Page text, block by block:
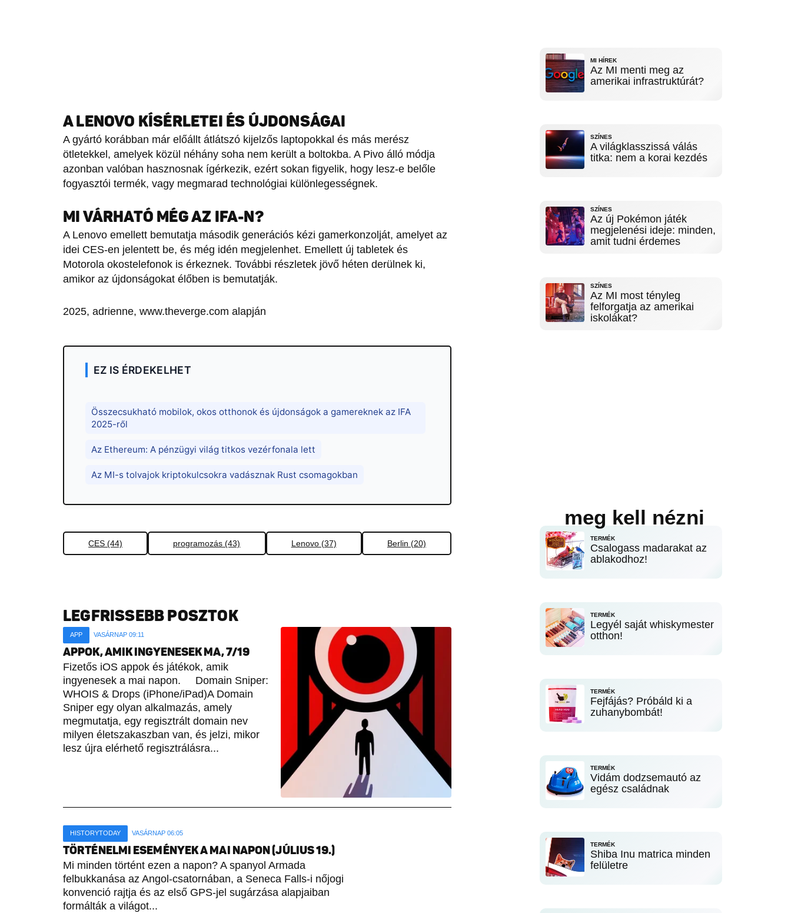
A LENOVO KÍSÉRLETEI ÉS ÚJDONSÁGAI
A gyártó korábban már előállt átlátszó kijelzős laptopokkal és más merész
ötletekkel, amelyek közül néhány soha nem került a boltokba. A Pivo álló módja
azonban valóban hasznosnak ígérkezik, ezért sokan figyelik, hogy lesz-e belőle
fogyasztói termék, vagy megmarad technológiai különlegességnek.
MI VÁRHATÓ MÉG AZ IFA-N?
A Lenovo emellett bemutatja második generációs kézi gamerkonzolját, amelyet az
idei CES-en jelentett be, és még idén megjelenhet. Emellett új tabletek és
Motorola okostelefonok is érkeznek. További részletek jövő héten derülnek ki,
amikor az újdonságokat élőben is bemutatják.
2025, adrienne, www.theverge.com alapján
EZ IS ÉRDEKELHET
Összecsukható mobilok, okos otthonok és újdonságok a gamereknek az IFA
2025-ről
Az Ethereum: A pénzügyi világ titkos vezérfonala lett
Az MI-s tolvajok kriptokulcsokra vadásznak Rust csomagokban
CES (44) programozás (43) Lenovo (37) Berlin (20)
LEGFRISSEBB POSZTOK
APP VASÁRNAP 09:11
APPOK, AMIK INGYENESEK MA, 7/19
Fizetős iOS appok és játékok, amik
ingyenesek a mai napon. Domain Sniper:
WHOIS & Drops (iPhone/iPad)A Domain
Sniper egy olyan alkalmazás, amely
megmutatja, egy regisztrált domain nev
milyen életszakaszban van, és jelzi, mikor
lesz újra elérhető regisztrálásra...
HISTORYTODAY VASÁRNAP 06:05
TÖRTÉNELMI ESEMÉNYEK A MAI NAPON (JÚLIUS 19.)
Mi minden történt ezen a napon? A spanyol Armada
felbukkanása az Angol-csatornában, a Seneca Falls-i nőjogi
konvenció rajtja és az első GPS-jel sugárzása alapjaiban
formálták a világot...
MI HÍREK
Az MI menti meg az
amerikai infrastruktúrát?
SZÍNES
A világklasszissá válás
titka: nem a korai kezdés
SZÍNES
Az új Pokémon játék
megjelenési ideje: minden,
amit tudni érdemes
SZÍNES
Az MI most tényleg
felforgatja az amerikai
iskolákat?
meg kell nézni
TERMÉK
Csalogass madarakat az
ablakodhoz!
TERMÉK
Legyél saját whiskymester
otthon!
TERMÉK
Fejfájás? Próbáld ki a
zuhanybombát!
TERMÉK
Vidám dodzsemautó az
egész családnak
TERMÉK
Shiba Inu matrica minden
felületre